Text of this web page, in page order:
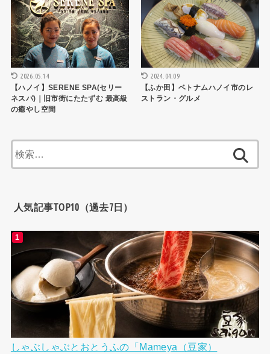
2026.05.14
【ハノイ】SERENE SPA(セリー
ネスパ)｜旧市街にたたずむ 最高級
の癒やし空間
2024.04.09
【ふか田】ベトナムハノイ市のレ
ストラン・グルメ
索:
人気記事TOP10（過去7日）
しゃぶしゃぶとおとうふの「Mameya（豆家）